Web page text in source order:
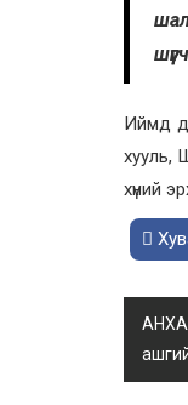
Иймд
хууль,
хүний